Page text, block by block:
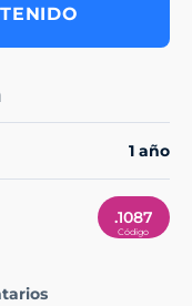
1 año
.1087